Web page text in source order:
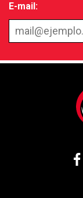
E-mail: